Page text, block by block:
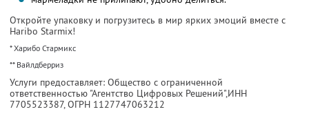
Откройте упаковку и погрузитесь в мир ярких эмоций вместе с
Haribo Starmix!
* Харибо Стармикс
** Вайлдберриз
Услуги предоставляет: Общество с ограниченной
ответственностью "Агентство Цифровых Решений",ИНН
7705523387, ОГРН 1127747063212